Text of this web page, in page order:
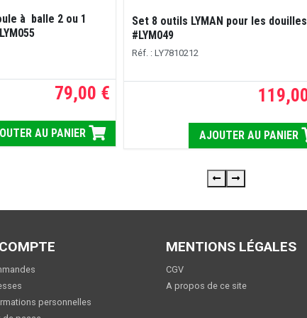
à balle 2 ou 1
79,00 €
AU PANIER
Set 8 outils LYMAN pour les douilles
#LYM049
Réf. : LY7810212
AJOUTER AU PANIER
personnelles
MENTIONS LÉGALES
CGV
A propos de ce site